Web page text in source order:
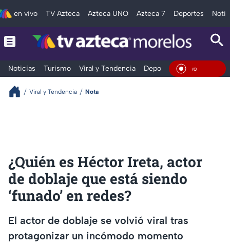
en vivo TV Azteca Azteca UNO Azteca 7 Deportes
Noticias Turismo Viral y Tendencia Deportes Espectáculos
En
Viral y Tendencia Nota
¿Quién es Héctor Ireta, actor
de doblaje que está siendo
‘funado’ en redes?
El actor de doblaje se volvió viral tras
protagonizar un incómodo momento